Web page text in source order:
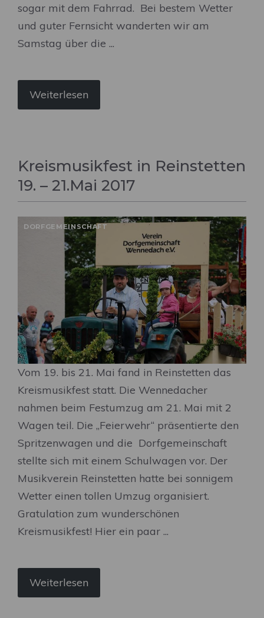
sogar mit dem Fahrrad. Bei bestem Wetter
und guter Fernsicht wanderten wir am
Samstag über die ...
Weiterlesen
Kreismusikfest in Reinstetten
19. – 21.Mai 2017
DORFGEMEINSCHAFT
Vom 19. bis 21. Mai fand in Reinstetten das
Kreismusikfest statt. Die Wennedacher
nahmen beim Festumzug am 21. Mai mit 2
Wagen teil. Die „Feierwehr“ präsentierte den
Spritzenwagen und die Dorfgemeinschaft
stellte sich mit einem Schulwagen vor. Der
Musikverein Reinstetten hatte bei sonnigem
Wetter einen tollen Umzug organisiert.
Gratulation zum wunderschönen
Kreismusikfest! Hier ein paar ...
Weiterlesen